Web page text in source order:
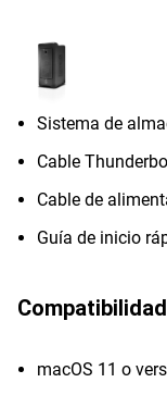
Sistema de
Cable
Cable de
Guía de inicio
Compatibilidad
macOS 11 o